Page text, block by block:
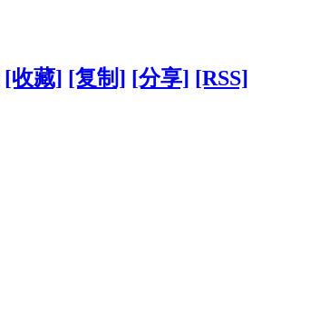
[收藏] [复制] [分享] [RSS]